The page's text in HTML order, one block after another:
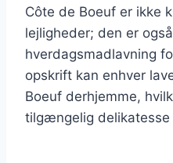
Côte de Boeuf er ikke
lejligheder; den er
hverdagsmadlavning
opskrift kan enhver
Boeuf derhjemme,
tilgængelig delikatesse